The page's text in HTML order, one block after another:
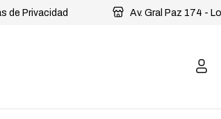
de Privacidad Av. Gral Paz 174 -